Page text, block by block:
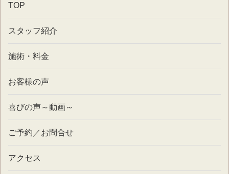
TOP
スタッフ紹介
施術・料金
お客様の声
喜びの声～動画～
ご予約／お問合せ
アクセス